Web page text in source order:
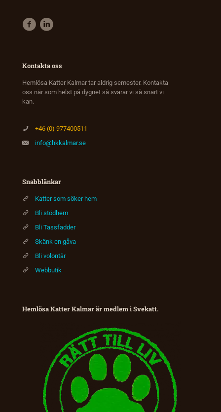
Kontakta oss
Hemlösa Katter Kalmar tar aldrig semester. Kontakta
oss när som helst på dygnet så svarar vi så snart vi
kan.
+46 (0) 977400511
info@hkkalmar.se
Snabblänkar
Katter som söker hem
Bli stödhem
Bli Tassfadder
Skänk en gåva
Bli volontär
Webbutik
Hemlösa Katter Kalmar är medlem i Svekatt.